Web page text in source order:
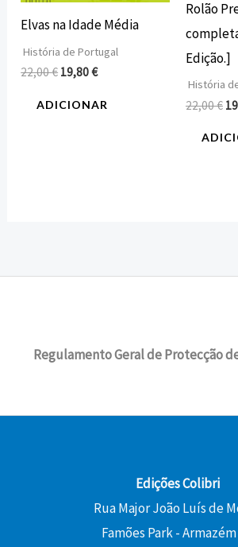
Elvas na Idade Média
História de Portugal
22,00€ 19,80€
ADICIONAR
Rolão
Edição.]
História
22,00€
Regulamento Geral de Protecção
Edições Colibri
Rua Major João Luís de
Famões Park - Armazém